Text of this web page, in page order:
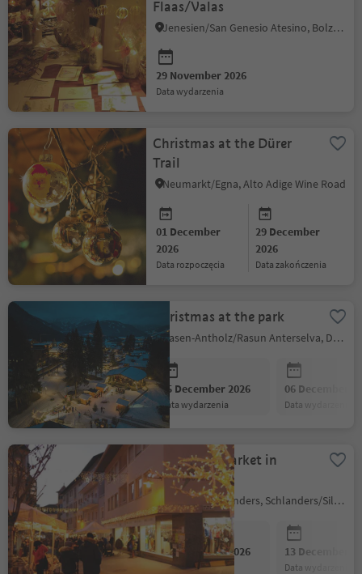
Flaas/Valas
Jenesien/San Genesio Atesino, Bolzano/Bozen and environs
29 November 2026
data wydarzenia
Christmas at the Dürer
Trail
Neumarkt/Egna, Alto Adige Wine Road
01 December
2026
data rozpoczęcia
29 December
2026
data zakończenia
Christmas at the park
Rasen-Antholz/Rasun Anterselva, Dolomites Region Kronplatz/Plan de Corones
05 December 2026
data wydarzenia
06 December
data wydarzenia
Christmas market in
Silandro
Silandro/Schlanders, Schlanders/Silandro, Vinschgau/Val Venosta
12 December 2026
data wydarzenia
13 December
data wydarzenia